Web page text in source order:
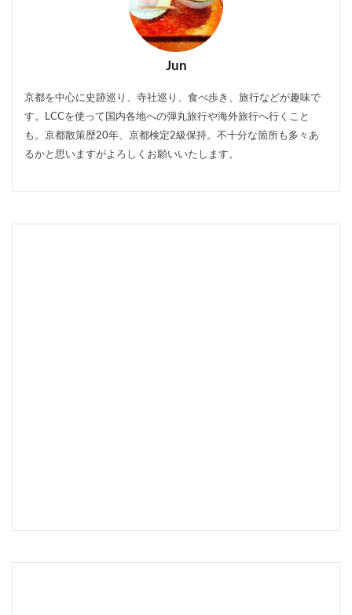
Jun
京都を中心に史跡巡り、寺社巡り、食べ歩き、旅行などが趣味で
す。LCCを使って国内各地への弾丸旅行や海外旅行へ行くこと
も。京都散策歴20年、京都検定2級保持。不十分な箇所も多々あ
るかと思いますがよろしくお願いいたします。